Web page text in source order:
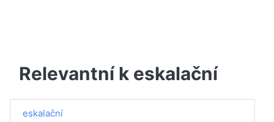
Relevantní k eskalační
eskalační